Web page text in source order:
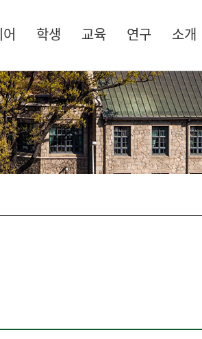
학생 교육 연구 소개